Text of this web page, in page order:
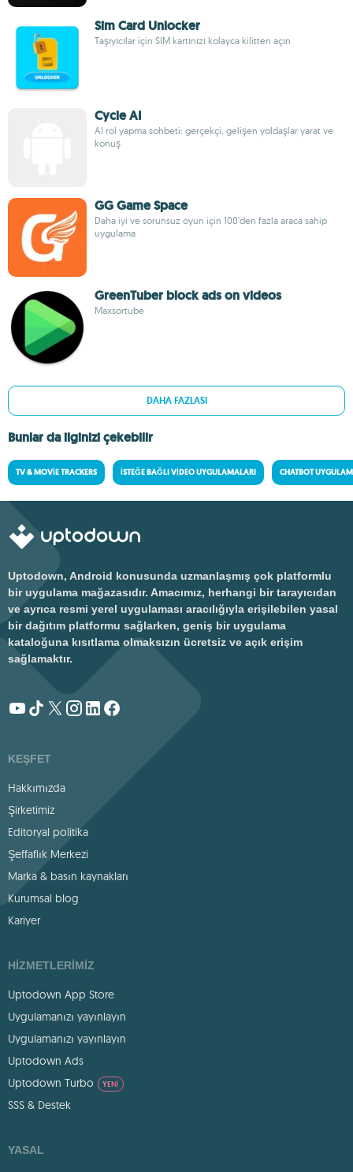
Sim Card Unlocker
Taşıyıcılar için SIM kartınızı kolayca kilitten açın
Cycle AI
AI rol yapma sohbeti: gerçekçi, gelişen yoldaşlar yarat ve
konuş
GG Game Space
Daha iyi ve sorunsuz oyun için 100’den fazla araca sahip
uygulama
GreenTuber block ads on videos
Maxsortube
DAHA FAZLASI
Bunlar da ilginizi çekebilir
TV & MOVIE TRACKERS İSTEĞE BAĞLI VIDEO UYGULAMALARI CHATBOT
Uptodown, Android konusunda uzmanlaşmış çok platformlu
bir uygulama mağazasıdır. Amacımız, herhangi bir tarayıcıdan
ve ayrıca resmi yerel uygulaması aracılığıyla erişilebilen yasal
bir dağıtım platformu sağlarken, geniş bir uygulama
kataloğuna kısıtlama olmaksızın ücretsiz ve açık erişim
sağlamaktır.
KEŞFET
Hakkımızda
Şirketimiz
Editoryal politika
Şeffaflık Merkezi
Marka & basın kaynakları
Kurumsal blog
Kariyer
HIZMETLERIMIZ
Uptodown App Store
Uygulamanızı yayınlayın
Uygulamanızı yayınlayın
Uptodown Ads
Uptodown Turbo
YENI
SSS & Destek
YASAL